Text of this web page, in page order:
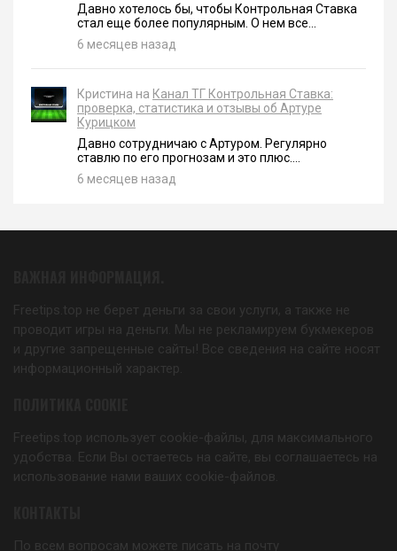
Давно хотелось бы, чтобы Контрольная Ставка
стал еще более популярным. О нем все...
6 месяцев назад
Кристина на Канал ТГ Контрольная Ставка:
проверка, статистика и отзывы об Артуре
Курицком
Давно сотрудничаю с Артуром. Регулярно
ставлю по его прогнозам и это плюс....
6 месяцев назад
Freetips.top не берет деньги за свои услуги, а также не
проводит игры на деньги. Мы не рекламируем букмекеров
и другие запрещенные сайты! Все сведения на сайте носят
информационный характер.
Freetips.top использует cookie-файлы, для максимального
удобства. Если Вы остаетесь на сайте, вы соглашаетесь на
использование нами ваших cookie-файлов.
По всем вопросам можете писать на почту